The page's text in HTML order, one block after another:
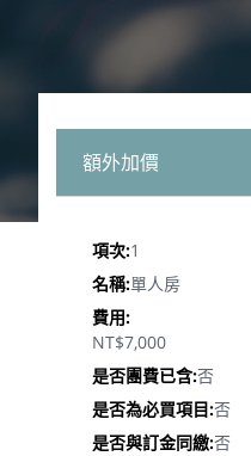
額外加價
1
單人房
NT$7,000
否
否
否